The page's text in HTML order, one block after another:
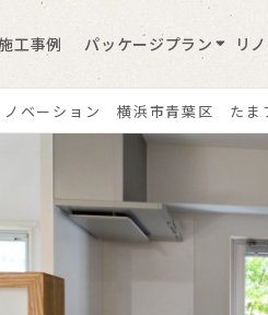
工事例 パッケージプラン リ
ノベーション 横浜市青葉区 た